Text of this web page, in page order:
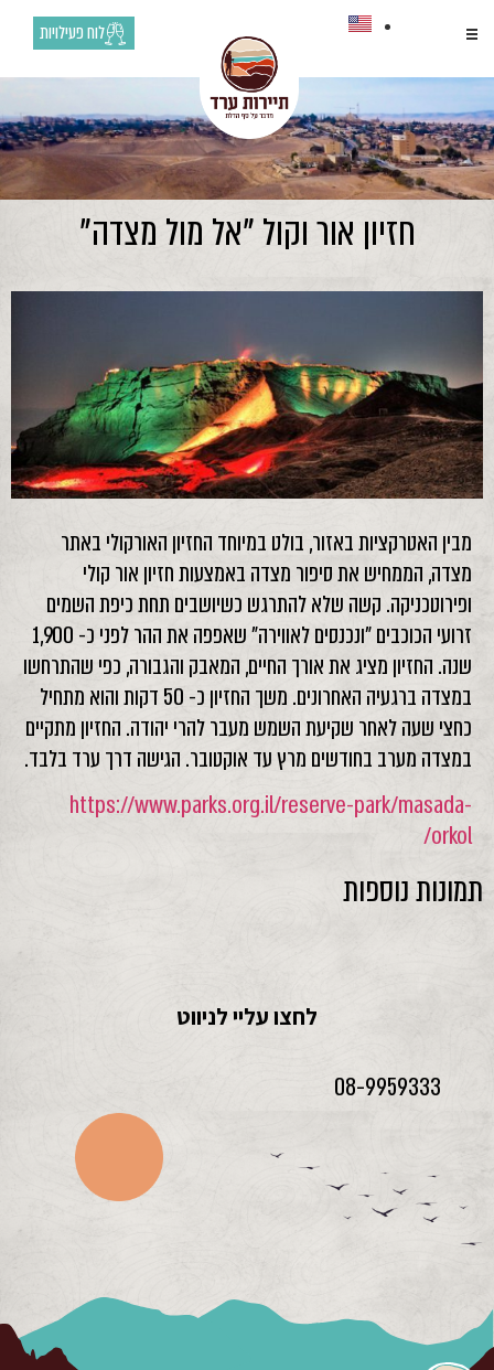
לוח פעילויות
חזיון אור וקול "אל מול מצדה"
מבין האטרקציות באזור, בולט במיוחד החזיון האורקולי באתר
מצדה, הממחיש את סיפור מצדה באמצעות חזיון אור קולי
ופירוטכניקה. קשה שלא להתרגש כשיושבים תחת כיפת השמים
זרועי הכוכבים "ונכנסים לאווירה" שאפפה את ההר לפני כ- 1,900
שנה. החזיון מציג את אורך החיים, המאבק והגבורה, כפי שהתרחשו
במצדה ברגעיה האחרונים. משך החזיון כ- 50 דקות והוא מתחיל
כחצי שעה לאחר שקיעת השמש מעבר להרי יהודה. החזיון מתקיים
במצדה מערב בחודשים מרץ עד אוקטובר. הגישה דרך ערד בלבד.
https://www.parks.org.il/reserve-park/masada-
orkol/
תמונות נוספות
לחצו עליי לניווט
08-9959333